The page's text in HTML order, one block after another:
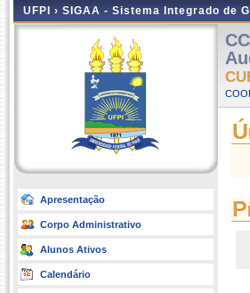
UFPI › SIGAA - Sistema Integrado de
Apresentação
Corpo Administrativo
Alunos Ativos
Calendário